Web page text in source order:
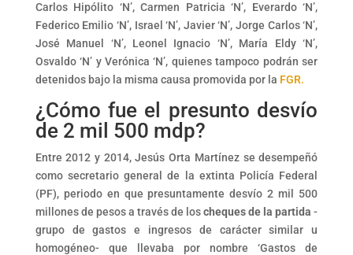
Carlos Hipólito ‘N’, Carmen Patricia ‘N’, Everardo ‘N’,
Federico Emilio ‘N’, Israel ‘N’, Javier ‘N’, Jorge Carlos ‘N’,
José Manuel ‘N’, Leonel Ignacio ‘N’, María Eldy ‘N’,
Osvaldo ‘N’ y Verónica ‘N’, quienes tampoco podrán ser
detenidos bajo la misma causa promovida por la FGR.
¿Cómo fue el presunto desvío
de 2 mil 500 mdp?
Entre 2012 y 2014, Jesús Orta Martínez se desempeñó
como secretario general de la extinta Policía Federal
(PF), periodo en que presuntamente desvío 2 mil 500
millones de pesos a través de loscheques de la partida -
grupo de gastos e ingresos de carácter similar u
homogéneo- que llevaba por nombre ‘Gastos de